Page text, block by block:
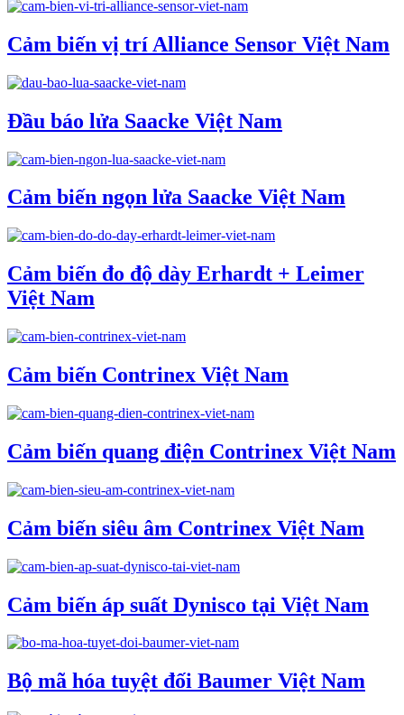
Cảm biến vị trí Alliance Sensor Việt Nam
Đầu báo lửa Saacke Việt Nam
Cảm biến ngọn lửa Saacke Việt Nam
Cảm biến đo độ dày Erhardt + Leimer
Việt Nam
Cảm biến Contrinex Việt Nam
Cảm biến quang điện Contrinex Việt Nam
Cảm biến siêu âm Contrinex Việt Nam
Cảm biến áp suất Dynisco tại Việt Nam
Bộ mã hóa tuyệt đối Baumer Việt Nam